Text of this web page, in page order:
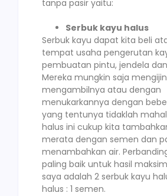
tanpa pasir yaitu:
Serbuk kayu halus
Serbuk kayu dapat kita beli
tempat usaha pengerutan
pembuatan pintu, jendela
Mereka mungkin saja
mengambilnya atau dengan
menukarkannya dengan
yang tentunya tidaklah
halus ini cukup kita
merata dengan semen dan
menambahkan air.
paling baik untuk hasil
saya adalah 2 serbuk kayu
halus : 1 semen.